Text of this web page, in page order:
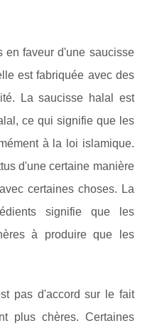
en faveur d'une saucisse
est fabriquée avec des
La saucisse halal est
ce qui signifie que les
à la loi islamique.
d'une certaine manière
certaines choses. La
signifie que les
à produire que les
pas d'accord sur le fait
plus chères. Certaines